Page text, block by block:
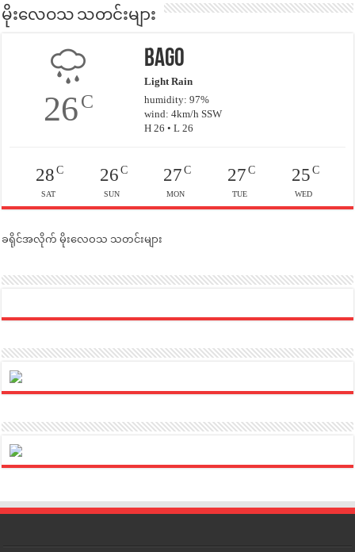
မိုးလေဝသ သတင်းများ
26C
Bago
Light Rain
humidity: 97%
wind: 4km/h SSW
H 26 • L 26
28C
SAT
26C
SUN
27 C
MON
27C
TUE
25C
WED
ခရိုင်အလိုက် မိုးလေဝသ သတင်းများ